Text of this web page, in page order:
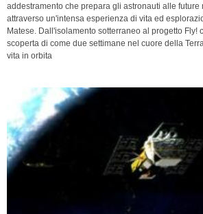
addestramento che prepara gli astronauti alle future
attraverso un'intensa esperienza di vita ed
Matese. Dall'isolamento sotterraneo al progetto Fly!
scoperta di come due settimane nel cuore della
vita in orbita